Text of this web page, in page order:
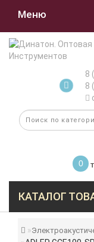
Меню
8
8
0
КАТАЛОГ